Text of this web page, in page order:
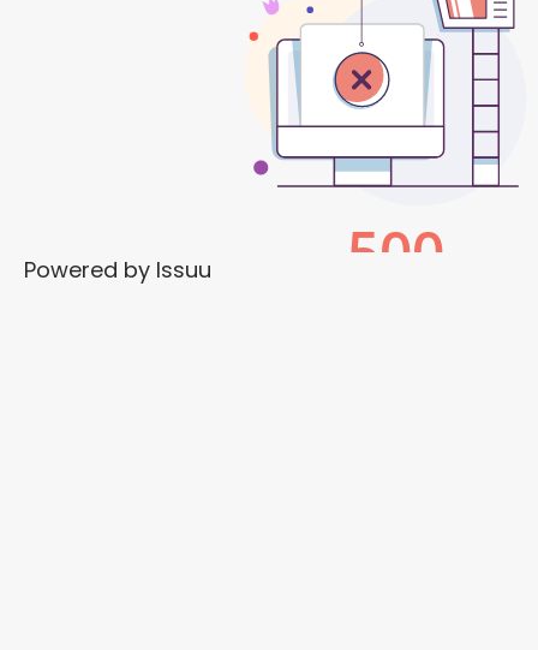
Powered by Issuu